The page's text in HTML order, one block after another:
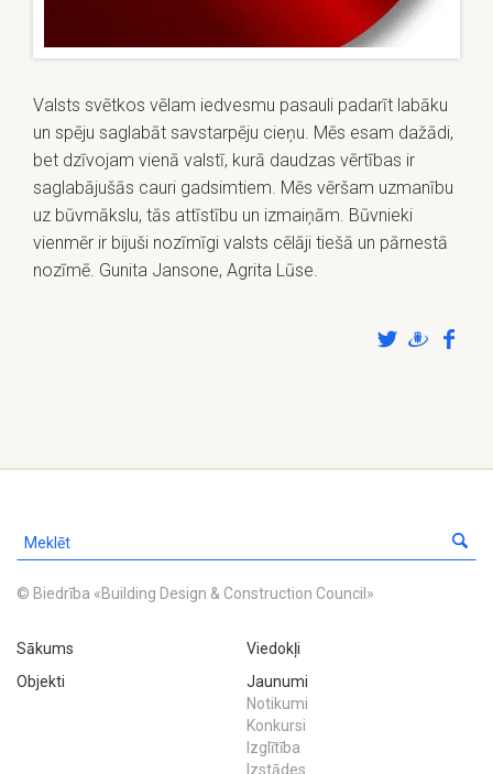
Valsts svētkos vēlam iedvesmu pasauli padarīt labāku
un spēju saglabāt savstarpēju cieņu. Mēs esam dažādi,
bet dzīvojam vienā valstī, kurā daudzas vērtības ir
saglabājušās cauri gadsimtiem. Mēs vēršam uzmanību
uz būvmākslu, tās attīstību un izmaiņām. Būvnieki
vienmēr ir bijuši nozīmīgi valsts cēlāji tiešā un pārnestā
nozīmē. Gunita Jansone, Agrita Lūse.
© Biedrība «Building Design & Construction Council»
Sākums
Viedokļi
Objekti
Jaunumi
Notikumi
Konkursi
Izglītība
Izstādes